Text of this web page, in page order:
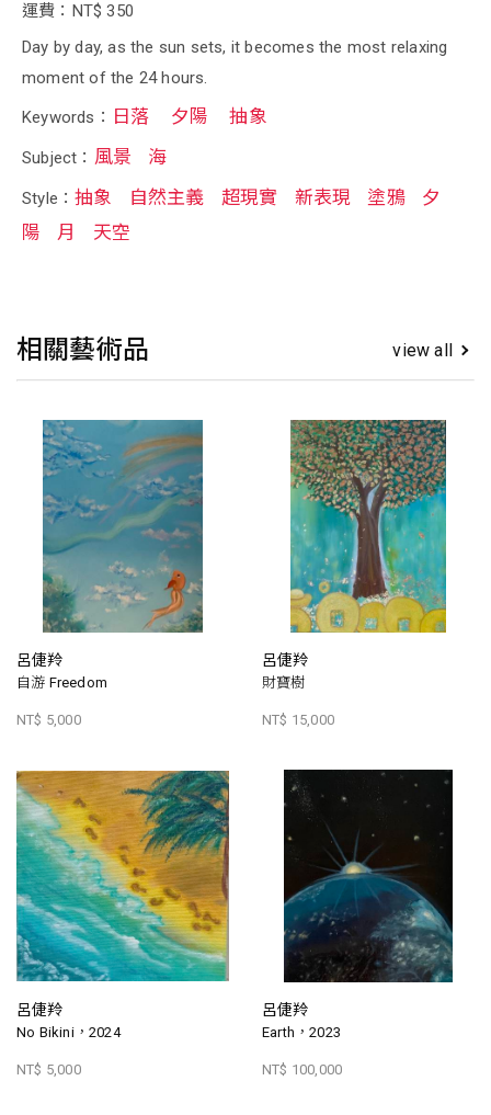
運費：NT$ 350
Day by day, as the sun sets, it becomes the most relaxing
moment of the 24 hours.
Keywords：
日落 夕陽 抽象
Subject： 風景 海
Style：抽象 自然主義 超現實 新表現 塗鴉
夕
陽
月 天空
相關藝術品 view all
呂倢羚
自游 Freedom
NT$ 5,000
呂倢羚
財寶樹
NT$ 15,000
呂倢羚
No Bikini，2024
NT$ 5,000
呂倢羚
Earth，2023
NT$ 100,000